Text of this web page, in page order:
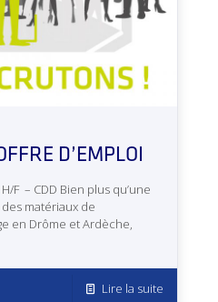
D’EMPLOI
F – CDD Bien plus qu’une
matériaux de
en Drôme et Ardèche,
Lire la suite